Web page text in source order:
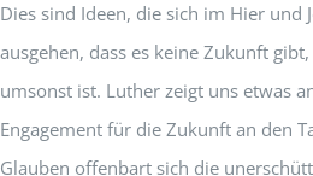
Dies sind Ideen, die sich im Hier und
ausgehen, dass es keine Zukunft
umsonst ist. Luther zeigt uns etwas
Engagement für die Zukunft an den
Glauben offenbart sich die